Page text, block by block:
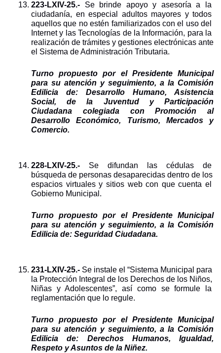
223-LXIV-25.- Se brinde apoyo y asesoría a la
ciudadanía, en especial adultos mayores y todos
aquellos que no estén familiarizados con el uso del
Internet y las Tecnologías de la Información, para la
realización de trámites y gestiones electrónicas ante
el Sistema de Administración Tributaria.
Turno propuesto por el Presidente Municipal
para su atención y seguimiento, a la Comisión
Edilicia de: Desarrollo Humano, Asistencia
Social, de la Juventud y Participación
Ciudadana colegiada con Promoción al
Desarrollo Económico, Turismo, Mercados y
Comercio.
228-LXIV-25.- Se difundan las cédulas de
búsqueda de personas desaparecidas dentro de los
espacios virtuales y sitios web con que cuenta el
Gobierno Municipal.
Turno propuesto por el Presidente Municipal
para su atención y seguimiento, a la Comisión
Edilicia de: Seguridad Ciudadana.
231-LXIV-25.- Se instale el “Sistema Municipal para
la Protección Integral de los Derechos de los Niños,
Niñas y Adolescentes”, así como se formule la
reglamentación que lo regule.
Turno propuesto por el Presidente Municipal
para su atención y seguimiento, a la Comisión
Edilicia de: Derechos Humanos, Igualdad,
Respeto y Asuntos de la Niñez.